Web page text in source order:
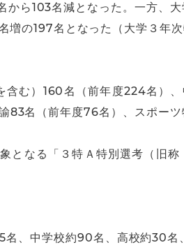
ら103名減となった。一方、
の197名となった（大学３年
む）160名（前年度224名）
名（前年度76名）、スポー
となる「３特Ａ特別選考（旧
、中学校約90名、高校約30